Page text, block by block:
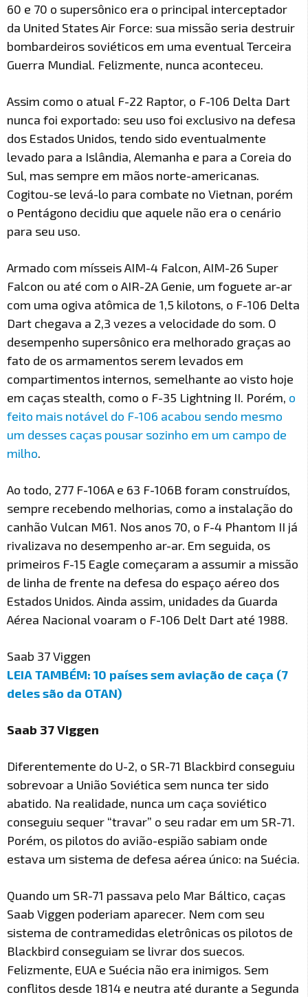
60 e 70 o supersônico era o principal interceptador
da United States Air Force: sua missão seria destruir
bombardeiros soviéticos em uma eventual Terceira
Guerra Mundial. Felizmente, nunca aconteceu.
Assim como o atual F-22 Raptor, o F-106 Delta Dart
nunca foi exportado: seu uso foi exclusivo na defesa
dos Estados Unidos, tendo sido eventualmente
levado para a Islândia, Alemanha e para a Coreia do
Sul, mas sempre em mãos norte-americanas.
Cogitou-se levá-lo para combate no Vietnan, porém
o Pentágono decidiu que aquele não era o cenário
para seu uso.
Armado com mísseis AIM-4 Falcon, AIM-26 Super
Falcon ou até com o AIR-2A Genie, um foguete ar-ar
com uma ogiva atômica de 1,5 kilotons, o F-106 Delta
Dart chegava a 2,3 vezes a velocidade do som. O
desempenho supersônico era melhorado graças ao
fato de os armamentos serem levados em
compartimentos internos, semelhante ao visto hoje
em caças stealth, como o F-35 Lightning II. Porém, o
feito mais notável do F-106 acabou sendo mesmo
um desses caças pousar sozinho em um campo de
milho.
Ao todo, 277 F-106A e 63 F-106B foram construídos,
sempre recebendo melhorias, como a instalação do
canhão Vulcan M61. Nos anos 70, o F-4 Phantom II já
rivalizava no desempenho ar-ar. Em seguida, os
primeiros F-15 Eagle começaram a assumir a missão
de linha de frente na defesa do espaço aéreo dos
Estados Unidos. Ainda assim, unidades da Guarda
Aérea Nacional voaram o F-106 Delt Dart até 1988.
Saab 37 Viggen
LEIA TAMBÉM: 10 países sem aviação de caça (7
deles são da OTAN)
Saab 37 Viggen
Diferentemente do U-2, o SR-71 Blackbird conseguiu
sobrevoar a União Soviética sem nunca ter sido
abatido. Na realidade, nunca um caça soviético
conseguiu sequer “travar” o seu radar em um SR-71.
Porém, os pilotos do avião-espião sabiam onde
estava um sistema de defesa aérea único: na Suécia.
Quando um SR-71 passava pelo Mar Báltico, caças
Saab Viggen poderiam aparecer. Nem com seu
sistema de contramedidas eletrônicas os pilotos de
Blackbird conseguiam se livrar dos suecos.
Felizmente, EUA e Suécia não era inimigos. Sem
conflitos desde 1814 e neutra até durante a Segunda